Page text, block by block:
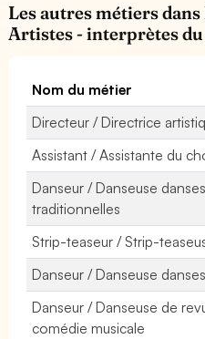
Les autres métiers
Artistes - interprètes
Nom du métier
Directeur / Directrice
Assistant / Assistante du
Danseur / Danseuse
traditionnelles
Strip-teaseur / Strip-
Danseur / Danseuse
Danseur / Danseuse de
comédie musicale